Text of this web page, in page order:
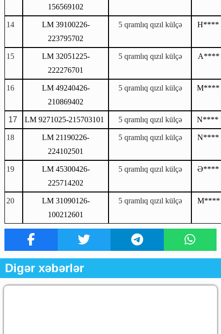
156569102
14 LM39100226-
223795702
5 qramlıq qızıl külçə H****
15 LM32051225-
222276701
5 qramlıq qızıl külçə A****
16 LM49240426-
210869402
5 qramlıq qızıl külçə
17 LM 9271025-215703101 5 qramlıq qızıl külçə N****
18 LM 21190226-
224102501
5 qramlıq qızıl külçə N****
19 LM45300426-
225714202
5 qramlıq qızıl külçə Ə****
20 LM31090126-
100212601
5 qramlıq qızıl külçə
Digər xəbərlər